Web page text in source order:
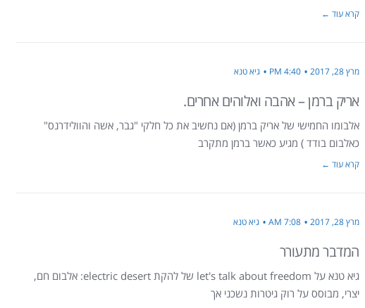
קרא עוד ←
מרץ 28, 2017 4:40 PM גיא טנא
אריק ברמן – אהבה ואלוהים אחרים.
אלבומו החמישי של אריק ברמן (אם נחשיב את כל חלקי "גבר, אשה והוולידרנס"
כאלבום בודד ) מגיע כאשר ברמן מתקרב
קרא עוד ←
מרץ 28, 2017 7:08 AM גיא טנא
המדבר מתעורר
גיא טנא על let's talk about freedom של להקת electric desert: אלבום חם,
יצרי, מבוסס על רוק גיטרות נשכני אך